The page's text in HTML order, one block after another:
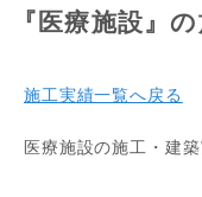
『医療施設』
施工実績一覧へ戻る
医療施設の施工・建